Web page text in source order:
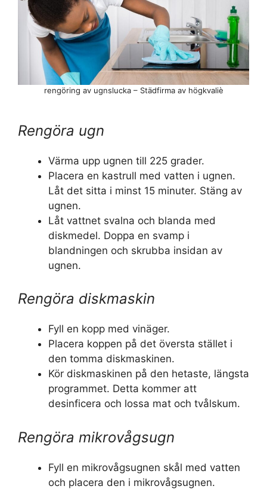
Rengöra ugn
Värma upp ugnen till 225 grader.
Placera en kastrull med vatten i ugnen.
Låt det sitta i minst 15 minuter. Stäng av
ugnen.
Låt vattnet svalna och blanda med
diskmedel. Doppa en svamp i
blandningen och skrubba insidan av
ugnen.
Rengöra diskmaskin
Fyll en kopp med vinäger.
Placera koppen på det översta stället i
den tomma diskmaskinen.
Kör diskmaskinen på den hetaste, längsta
programmet. Detta kommer att
desinficera och lossa mat och tvålskum.
Rengöra mikrovågsugn
Fyll en mikrovågsugnen skål med vatten
och placera den i mikrovågsugnen.
rengöring av ugnslucka – Städfirma av högkvaliè